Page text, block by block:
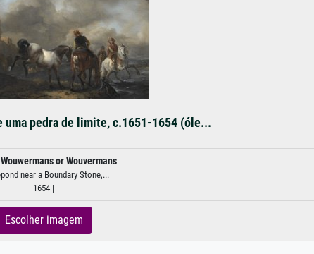
uma pedra de limite, c.1651-1654 (óle...
or Wouvermans
near a Boundary Stone,...
1654 |
Escolher imagem